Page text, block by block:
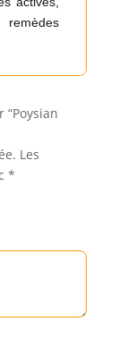
Les
*